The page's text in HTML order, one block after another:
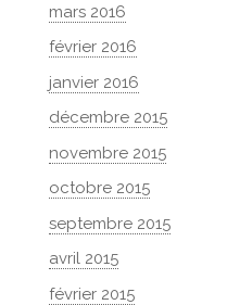
mars 2016
février 2016
janvier 2016
décembre 2015
novembre 2015
octobre 2015
septembre 2015
avril 2015
février 2015